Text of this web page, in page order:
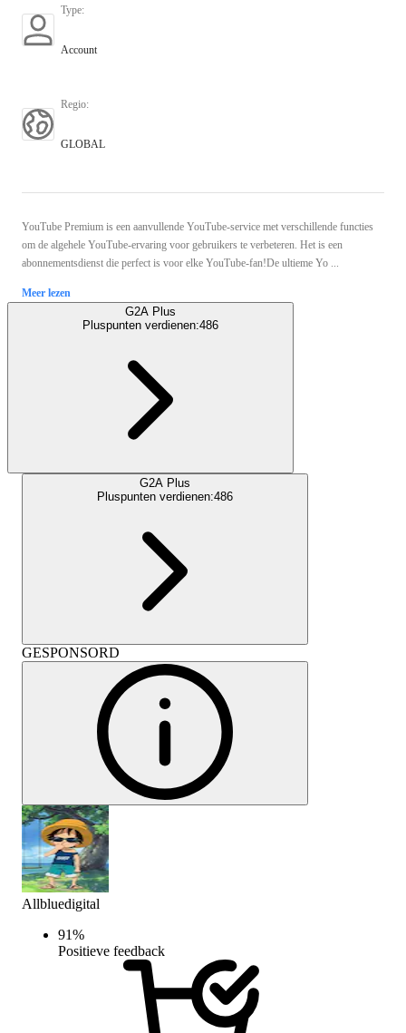
Type:
Account
Regio:
GLOBAL
YouTube Premium is een aanvullende YouTube-service met verschillende functies
om de algehele YouTube-ervaring voor gebruikers te verbeteren. Het is een
abonnementsdienst die perfect is voor elke YouTube-fan!De ultieme Yo ...
Meer lezen
G2A Plus
Pluspunten verdienen:486
G2A Plus
Pluspunten verdienen:486
GESPONSORD
Allbluedigital
91%
Positieve feedback